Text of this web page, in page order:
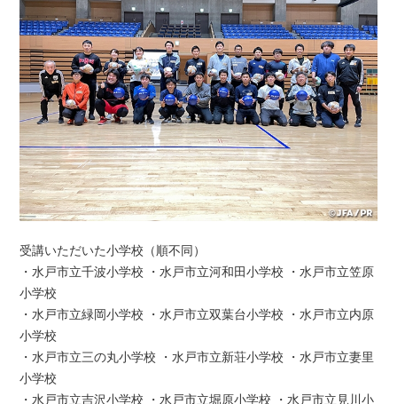
受講いただいた小学校（順不同）
・水戸市立千波小学校 ・水戸市立河和田小学校 ・水戸市立笠原
小学校
・水戸市立緑岡小学校 ・水戸市立双葉台小学校 ・水戸市立内原
小学校
・水戸市立三の丸小学校 ・水戸市立新荘小学校 ・水戸市立妻里
小学校
・水戸市立吉沢小学校 ・水戸市立堀原小学校 ・水戸市立見川小